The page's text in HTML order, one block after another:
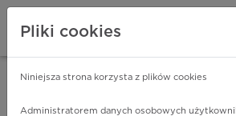
Pliki cookies
Niniejsza strona korzysta z plików cookies
Administratorem danych osobowych
ZA DARMO - w Google Play